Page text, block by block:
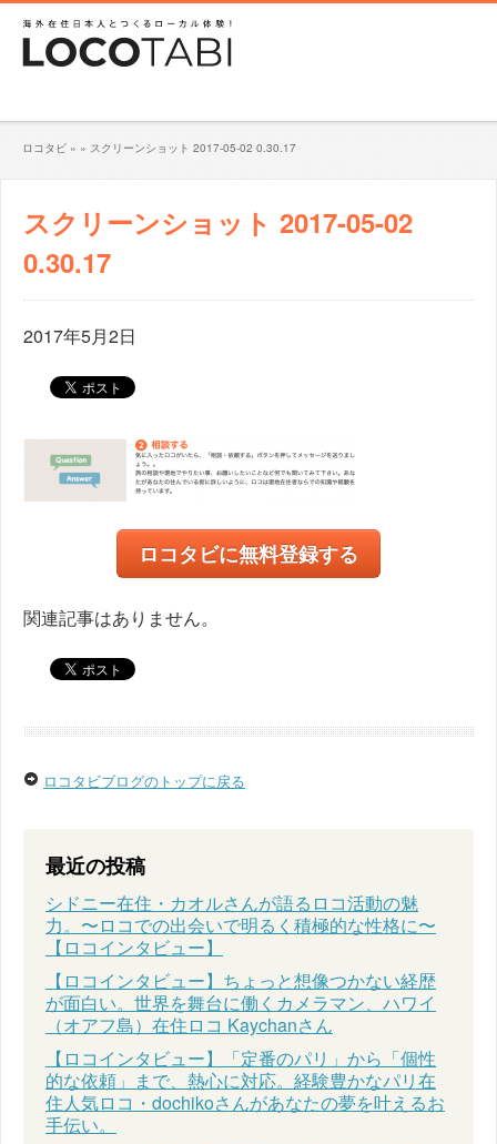
ロコタビ » » スクリーンショット 2017-05-02 0.30.17
スクリーンショット 2017-05-02
0.30.17
2017年5月2日
ロコタビに無料登録する
関連記事はありません。
ロコタビブログのトップに戻る
最近の投稿
シドニー在住・カオルさんが語るロコ活動の魅
力。〜ロコでの出会いで明るく積極的な性格に〜
【ロコインタビュー】
【ロコインタビュー】ちょっと想像つかない経歴
が面白い。世界を舞台に働くカメラマン、ハワイ
（オアフ島）在住ロコ Kaychanさん
【ロコインタビュー】「定番のパリ」から「個性
的な依頼」まで、熱心に対応。経験豊かなパリ在
住人気ロコ・dochikoさんがあなたの夢を叶えるお
手伝い。